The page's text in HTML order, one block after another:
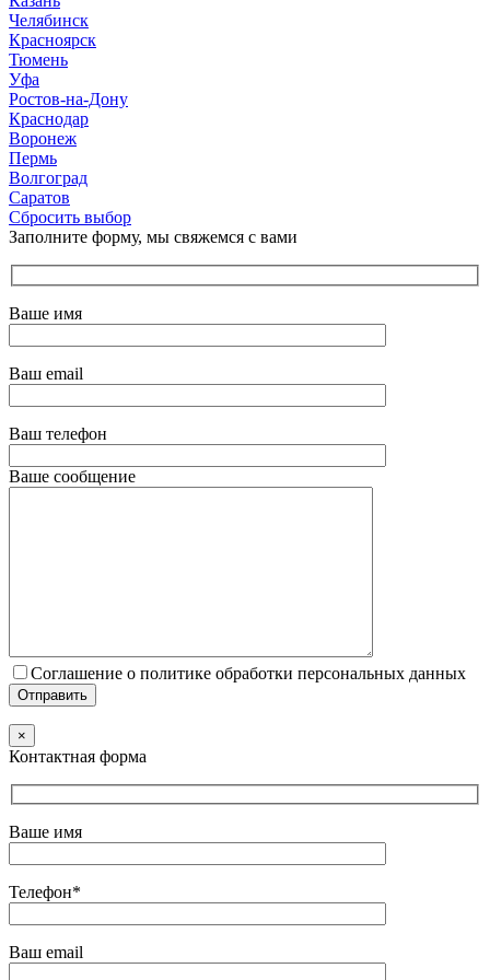
Челябинск
Красноярск
Тюмень
Уфа
Ростов-на-Дону
Краснодар
Воронеж
Пермь
Волгоград
Саратов
Сбросить выбор
Заполните форму, мы свяжемся с вами
Ваше имя
Ваш email
Ваш телефон
Ваше сообщение
Соглашение о политике обработки персональных данных
×
Контактная форма
Ваше имя
Телефон*
Ваш email